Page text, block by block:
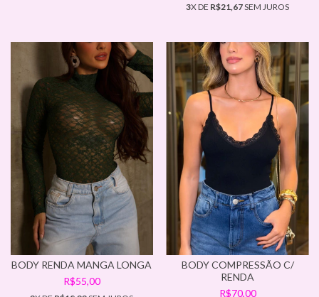
3X DE R$21,67SEM JUROS
BODY RENDA MANGA LONGA
R$55,00
BODY COMPRESSÃO C/
RENDA
R$70,00